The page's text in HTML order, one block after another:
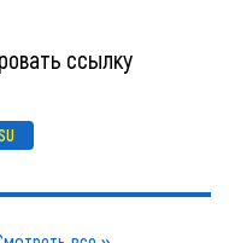
ссылку